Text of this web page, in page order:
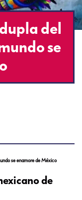
del
se
se enamore de México
de